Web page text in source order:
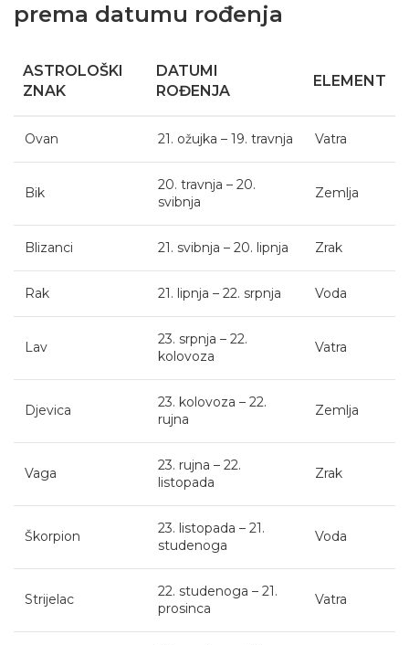
prema datumu rođenja
ASTROLOŠKI
ZNAK
DATUMI
ROĐENJA
ELEMENT
Ovan 21. ožujka – 19. travnja Vatra
Bik
20. travnja – 20.
svibnja
Zemlja
Blizanci 21. svibnja – 20. lipnja Zrak
Rak 21. lipnja – 22. srpnja Voda
Lav
23. srpnja – 22.
kolovoza
Vatra
Djevica
23. kolovoza – 22.
rujna
Zemlja
Vaga
23. rujna – 22.
listopada
Zrak
Škorpion
23. listopada – 21.
studenoga
Voda
Strijelac
22. studenoga – 21.
prosinca
Vatra